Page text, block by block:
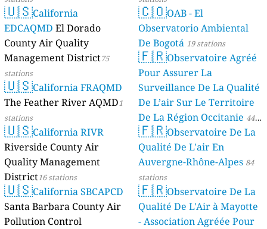
🇺🇸California
EDCAQMD El Dorado
County Air Quality
Management District75
stations
🇺🇸California FRAQMD
The Feather River AQMD1
stations
🇺🇸California RIVR
Riverside County Air
Quality Management
District16 stations
🇺🇸California SBCAPCD
Santa Barbara County Air
Pollution Control
🇨🇴OAB - El
Observatorio Ambiental
De Bogotá 19 stations
🇫🇷Observatoire Agréé
Pour Assurer La
Surveillance De La Qualité
De L’air Sur Le Territoire
De La Région Occitanie 44
stations
🇫🇷Observatoire De La
Qualité De L'air En
Auvergne-Rhône-Alpes 84
stations
🇫🇷Observatoire De La
Qualité De L'Air à Mayotte
- Association Agréée Pour